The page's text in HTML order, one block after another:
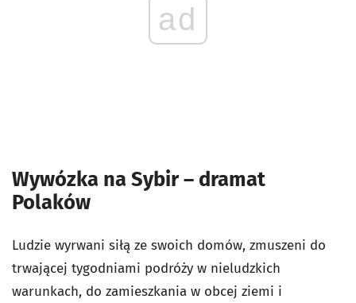
ad
Wywózka na Sybir – dramat
Polaków
Ludzie wyrwani siłą ze swoich domów, zmuszeni do
trwającej tygodniami podróży w nieludzkich
warunkach, do zamieszkania w obcej ziemi i